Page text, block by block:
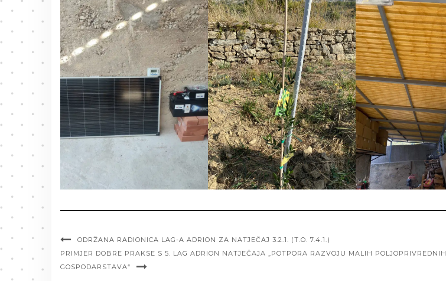
ODRŽANA RADIONICA LAG-A ADRION ZA NATJEČAJ 3.2.1. (T.O. 7.4.1.)
PRIMJER DOBRE PRAKSE S 5. LAG ADRION NATJEČAJA „POTPORA RAZVOJU MALIH POLJOPRIVREDNIH
GOSPODARSTAVA“